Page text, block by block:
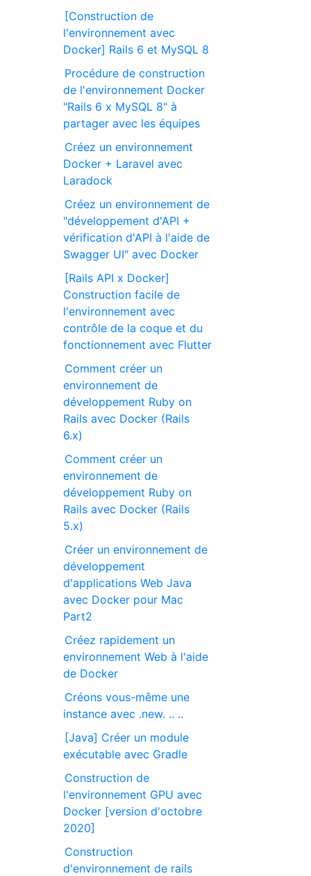
[Construction de
l'environnement avec
Docker] Rails 6 et MySQL 8
Procédure de construction
de l'environnement Docker
"Rails 6 x MySQL 8" à
partager avec les équipes
Créez un environnement
Docker + Laravel avec
Laradock
Créez un environnement de
"développement d'API +
vérification d'API à l'aide de
Swagger UI" avec Docker
[Rails API x Docker]
Construction facile de
l'environnement avec
contrôle de la coque et du
fonctionnement avec Flutter
Comment créer un
environnement de
développement Ruby on
Rails avec Docker (Rails
6.x)
Comment créer un
environnement de
développement Ruby on
Rails avec Docker (Rails
5.x)
Créer un environnement de
développement
d'applications Web Java
avec Docker pour Mac
Part2
Créez rapidement un
environnement Web à l'aide
de Docker
Créons vous-même une
instance avec .new. .. ..
[Java] Créer un module
exécutable avec Gradle
Construction de
l'environnement GPU avec
Docker [version d'octobre
2020]
Construction
d'environnement de rails